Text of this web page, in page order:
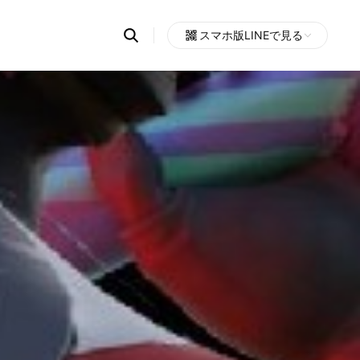
Search
OpenChats
messages
search
area
スマホ版LINEで見る